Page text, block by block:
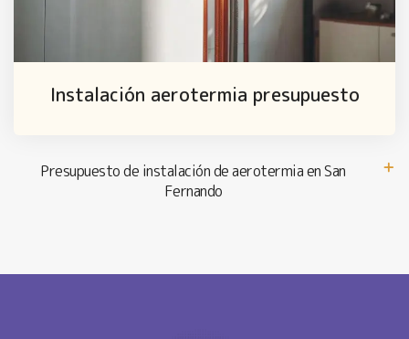
Instalación aerotermia presupuesto
Presupuesto de instalación de aerotermia en San
Fernando